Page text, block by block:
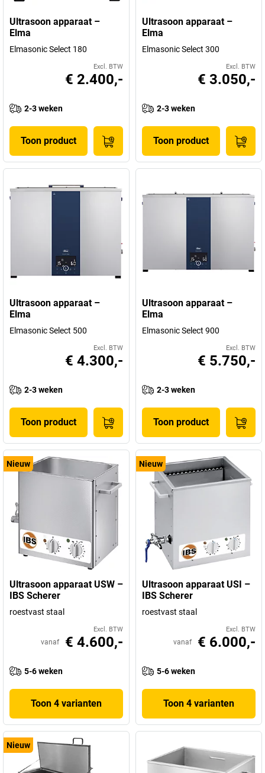
Ultrasoon apparaat –
Elma
Elmasonic Select 180
Excl. BTW
€ 2.400,-
2-3 weken
Toon product
Ultrasoon apparaat –
Elma
Elmasonic Select 300
Excl. BTW
€ 3.050,-
2-3 weken
Toon product
Ultrasoon apparaat –
Elma
Elmasonic Select 500
Excl. BTW
€ 4.300,-
2-3 weken
Toon product
Ultrasoon apparaat –
Elma
Elmasonic Select 900
Excl. BTW
€ 5.750,-
2-3 weken
Toon product
Nieuw
Ultrasoon apparaat USW –
IBS Scherer
roestvast staal
Excl. BTW
vanaf € 4.600,-
5-6 weken
Toon 4 varianten
Nieuw
Ultrasoon apparaat USI –
IBS Scherer
roestvast staal
Excl. BTW
vanaf € 6.000,-
5-6 weken
Toon 4 varianten
Nieuw